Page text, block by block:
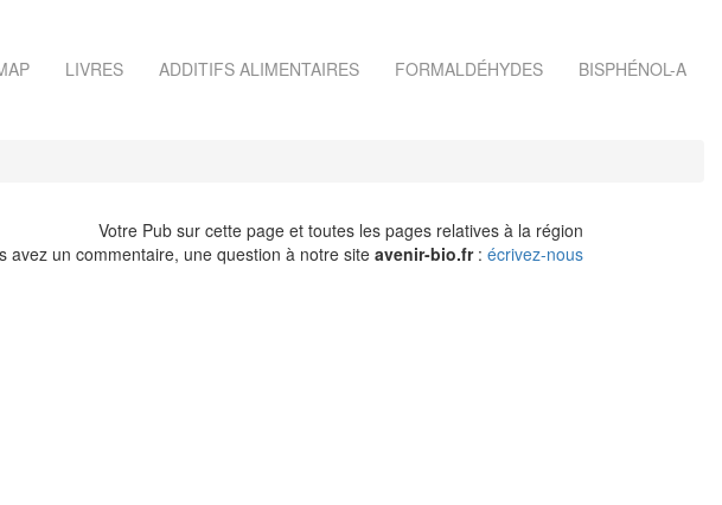
LIVRES ADDITIFS ALIMENTAIRES FORMALDÉHYDES BISPHÉNOL-A
Votre Pub sur cette page et toutes les pages relatives à la région
avez un commentaire, une question à notre site avenir-bio.fr: écrivez-nous